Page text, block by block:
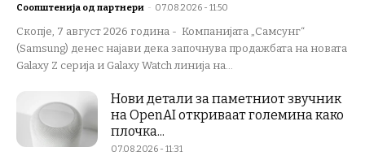
Соопштенија од партнери - 07.08.2026 - 11:50
Скопје, 7 август 2026 година - Компанијата „Самсунг“
(Samsung) денес најави дека започнува продажбата на новата
Galaxy Z серија и Galaxy Watch линија на...
Нови детали за паметниот звучник
на OpenAI откриваат големина како
плочка...
07.08.2026 - 11:31